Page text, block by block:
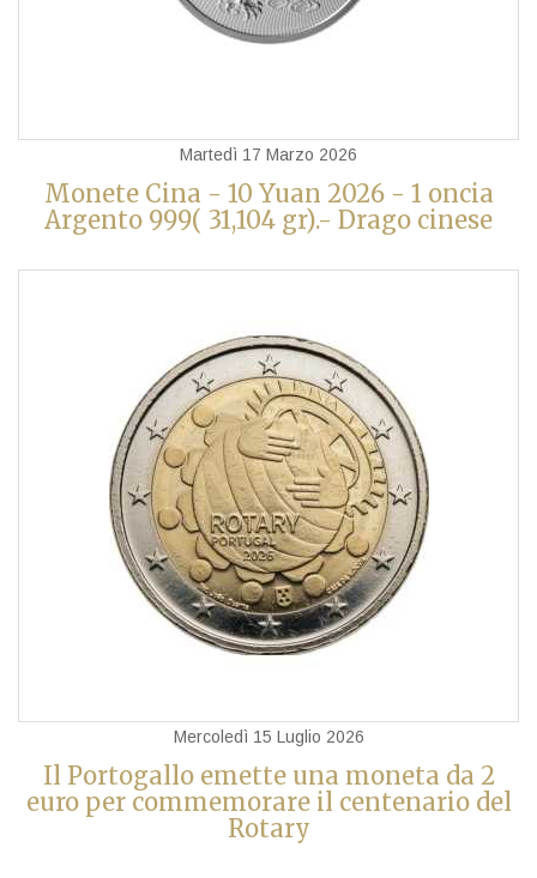
Martedì 17 Marzo 2026
Monete Cina - 10 Yuan 2026 - 1 oncia
Argento 999( 31,104 gr).- Drago cinese
Mercoledì 15 Luglio 2026
Il Portogallo emette una moneta da 2
euro per commemorare il centenario del
Rotary